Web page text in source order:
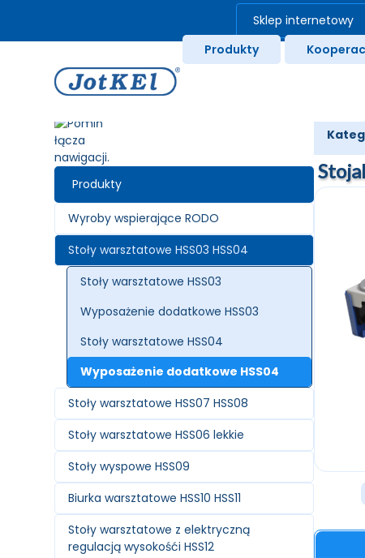
Sklep internetowy
Produkty
Produkty
Wyroby wspierające RODO
Stoły warsztatowe HSS03 HSS04
Stoły warsztatowe HSS03
Wyposażenie dodatkowe HSS03
Stoły warsztatowe HSS04
Wyposażenie dodatkowe HSS04
Stoły warsztatowe HSS07 HSS08
Stoły warsztatowe HSS06 lekkie
Stoły wyspowe HSS09
Biurka warsztatowe HSS10 HSS11
Stoły warsztatowe z elektryczną
regulacją wysokośći HSS12